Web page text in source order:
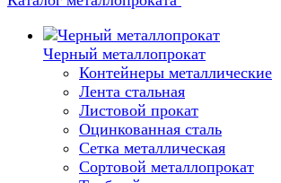
Черный металлопрокат
Контейнеры металлические
Лента стальная
Листовой прокат
Оцинкованная сталь
Сетка металлическая
Сортовой металлопрокат